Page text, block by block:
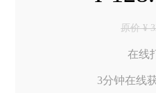
原价 ¥
在线
3分钟在线